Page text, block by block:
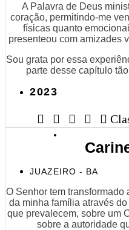
A Palavra de Deus
coração, permitindo-me
físicas quanto
presenteou com amizades
Sou grata por essa
parte desse capítulo
2023
    
JUAZEIRO - BA
O Senhor tem
da minha família através
que prevalecem, sobre um
sobre a autoridade